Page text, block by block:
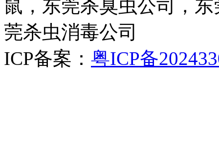
鼠，东莞杀臭虫公司，
莞杀虫消毒公司
ICP备案： 粤ICP备